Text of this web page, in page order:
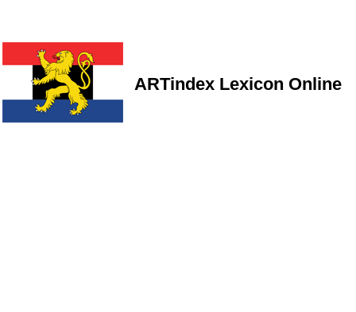
ARTindex Lexicon Online